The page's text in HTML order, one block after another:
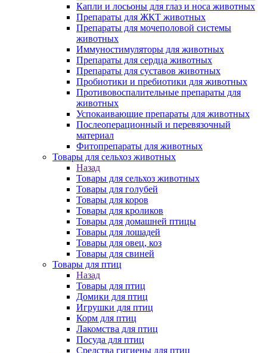
Капли и лосьоны для глаз и носа животных
Препараты для ЖКТ животных
Препараты для мочеполовой системы
животных
Иммуностимуляторы для животных
Препараты для сердца животных
Препараты для суставов животных
Пробиотики и пребиотики для животных
Противовоспалительные препараты для
животных
Успокаивающие препараты для животных
Послеоперационный и перевязочный
материал
Фитопрепараты для животных
Товары для сельхоз животных
Назад
Товары для сельхоз животных
Товары для голубей
Товары для коров
Товары для кроликов
Товары для домашней птицы
Товары для лошадей
Товары для овец, коз
Товары для свиней
Товары для птиц
Назад
Товары для птиц
Домики для птиц
Игрушки для птиц
Корм для птиц
Лакомства для птиц
Посуда для птиц
Средства гигиены для птиц